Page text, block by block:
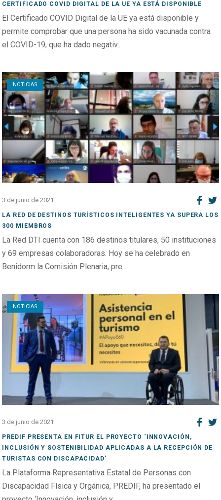
CERTIFICADO COVID DIGITAL DE LA UE YA ESTÁ DISPONIBLE
El Certificado COVID Digital de la UE ya está disponible y
permite comprobar que una persona ha sido vacunada contra
el COVID-19, que ha dado negativ...
NOTICIAS
Open post
3 de junio de 2021
LA RED DE DESTINOS TURÍSTICOS INTELIGENTES YA SUPERA LOS
300 MIEMBROS
La Red DTI cuenta con 186 destinos titulares, 50 instituciones
y 69 empresas colaboradoras. Hoy se ha celebrado en
Benidorm la Comisión Plenaria, pre...
NOTICIAS
Open post
3 de junio de 2021
PREDIF PRESENTA EN FITUR EL PROYECTO ‘INNOVACIÓN,
INCLUSIÓN Y SOSTENIBILIDAD APLICADAS A LA RECEPCIÓN DE
TURISTAS CON DISCAPACIDAD’
La Plataforma Representativa Estatal de Personas con
Discapacidad Física y Orgánica, PREDIF, ha presentado el